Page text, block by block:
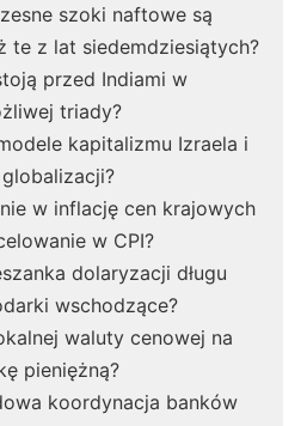
szoki naftowe są
te z lat siedemdziesiątych?
przed Indiami w
triady?
kapitalizmu Izraela i
w inflację cen krajowych
w CPI?
dolaryzacji długu
wschodzące?
waluty cenowej na
pieniężną?
koordynacja banków